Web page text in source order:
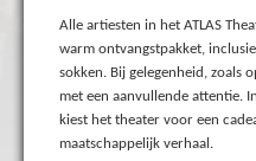
Alle artiesten in het ATLAS
warm ontvangstpakket,
sokken. Bij gelegenheid, zoals
met een aanvullende attentie.
kiest het theater voor een
maatschappelijk verhaal.